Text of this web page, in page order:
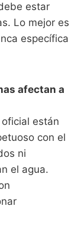
estar
Lo mejor es
específica
afectan a
están
con el
ni
el agua.